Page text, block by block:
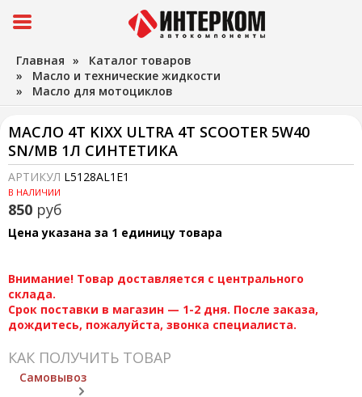
Главная » Каталог товаров
» Масло и технические жидкости
» Масло для мотоциклов
МАСЛО 4Т KIXX ULTRA 4T SCOOTER 5W40
SN/MB 1Л СИНТЕТИКА
АРТИКУЛ L5128AL1E1
В НАЛИЧИИ
850 руб
Цена указана за 1 единицу товара
Внимание! Товар доставляется с центрального
склада.
Срок поставки в магазин — 1-2 дня. После заказа,
дождитесь, пожалуйста, звонка специалиста.
КАК ПОЛУЧИТЬ ТОВАР
Самовывоз